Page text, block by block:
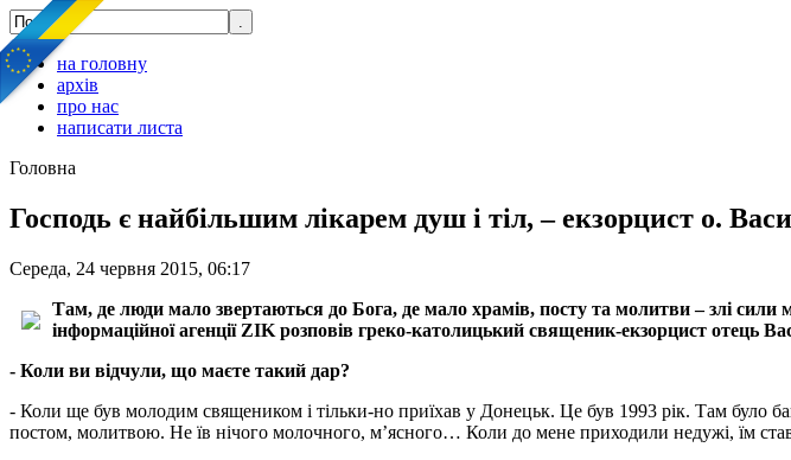
на головну
архів
про нас
написати листа
Головна
Господь є найбільшим лікарем душ і тіл, – екзорцист о.
Середа, 24 червня 2015, 06:17
Там, де люди мало звертаються до Бога, де мало храмів, посту та молитви – злі
інформаційної агенції ZIK розповів греко-католицький священик-екзорцист отець
- Коли ви відчули, що маєте такий дар?
- Коли ще був молодим священиком і тільки-но приїхав у Донецьк. Це був 1993 рік. Там було
постом, молитвою. Не їв нічого молочного, м’ясного… Коли до мене приходили недужі, їм